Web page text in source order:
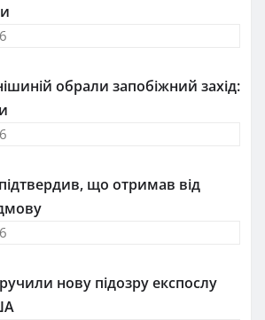
обрали запобіжний захід:
що отримав від
нову підозру експослу